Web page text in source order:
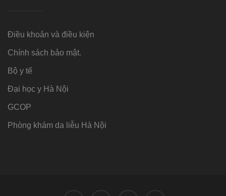
Điều khoản và điều kiện
Chính sách bảo mật.
Bộ y tế
Đại học y Hà Nội
GCOP
Phòng khám da liễu Hà Nội